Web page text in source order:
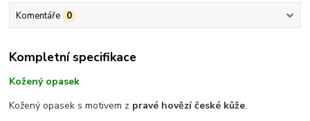
Komentáře 0
Kompletní specifikace
Kožený opasek
Kožený opasek s motivem z pravé hovězí české kůže.